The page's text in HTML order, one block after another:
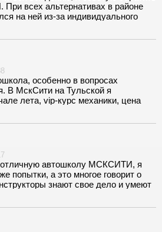
меня был в ожидании набора
обещали старт через 7 дней, в
прождать почти 2 недели. Подводя
отличный курс АКПП за 30
всех альтернативах в районе
на ней из-за индивидуального
занятий. Еще при записи мы
возможность уроков ранним утром
и в 6 утра, и по воскресеньям
обучения вышла не дороже, чем
хорошая школа, даже
при регистрации в ГИБДД,
какие-то проблемы, но
без моего участия, просто сдавал
особенно в вопросах
В МскСити на Тульской я
лета, vip-курс механики, цена
в очном курсе много, очень
временных групп, но я
наглядных пособий, все
интересно. На филиале очень
Александра,
советов и уступчив в плане
вас не отпустит, пока не увидит
экзамены принимают очень
нет, все пересдачи бесплатные,
попроще. После МскСити в ГАИ
отличную автошколу МСКСИТИ, я
попытки, а это многое говорит о
знают свое дело и умеют